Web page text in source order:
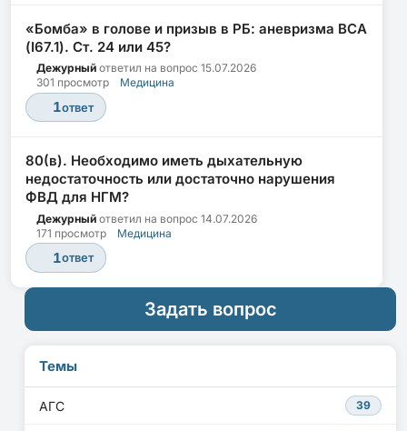
«Бомба» в голове и призыв в РБ: аневризма ВСА
(I67.1). Ст. 24 или 45?
Дежурный ответил на вопрос 15.07.2026
301 просмотр
Медицина
1ответ
80(в). Необходимо иметь дыхательную
недостаточность или достаточно нарушения
ФВД для НГМ?
Дежурный ответил на вопрос 14.07.2026
171 просмотр
Медицина
1ответ
Задать вопрос
Темы
АГС 39